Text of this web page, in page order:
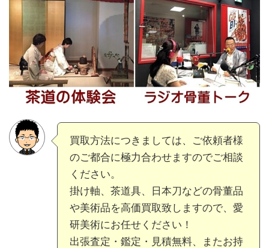
買取方法につきましては、ご依頼者様
のご都合に極力合わせますのでご相談
ください。
掛け軸、茶道具、日本刀などの骨董品
や美術品を高価買取致しますので、愛
研美術にお任せください！
出張査定・鑑定・見積無料、またお持